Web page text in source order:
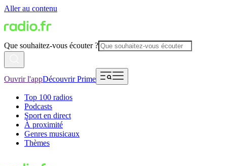
Aller au contenu
Que souhaitez-vous écouter ?
Ouvrir l'appDécouvrir Prime
Top 100 radios
Podcasts
Sport en direct
À proximité
Genres musicaux
Thèmes